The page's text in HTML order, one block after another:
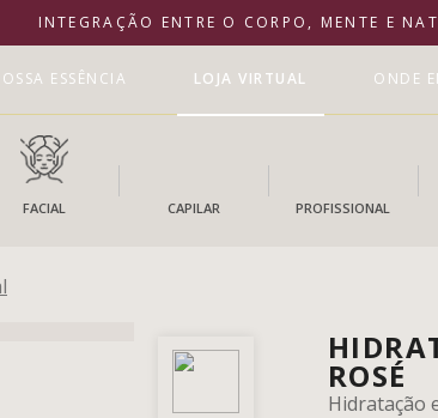
INTEGRAÇÃO ENTRE O CORPO, MENTE E
ESSÊNCIA LOJA VIRTUAL ONDE
FACIAL CAPILAR PROFISSIONAL
ROSÉ
Hidratação